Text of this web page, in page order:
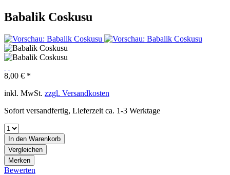
Babalik Coskusu
8,00 € *
inkl. MwSt. zzgl. Versandkosten
Sofort versandfertig, Lieferzeit ca. 1-3 Werktage
In den Warenkorb
Vergleichen
Merken
Bewerten